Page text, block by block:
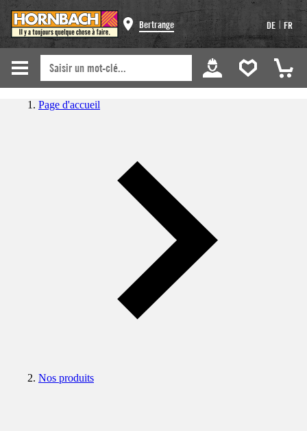
Bertrange DE | FR
Page d'accueil
Nos produits